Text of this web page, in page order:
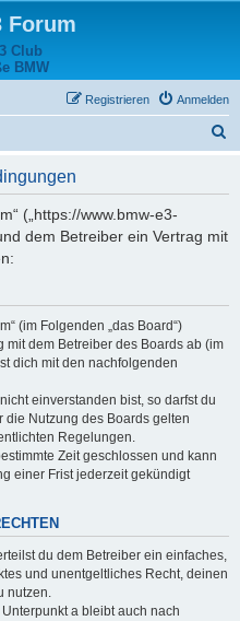
Forum
Club
BMW
Anmelden
Registrieren
(„https://www.bmw-e3-
dem Betreiber ein Vertrag mit
(im Folgenden „das Board“)
dem Betreiber des Boards ab (im
dich mit den nachfolgenden
einverstanden bist, so darfst du
die Nutzung des Boards gelten
Regelungen.
Zeit geschlossen und kann
einer Frist jederzeit gekündigt
du dem Betreiber ein einfaches,
und unentgeltliches Recht, deinen
nutzen.
a bleibt auch nach